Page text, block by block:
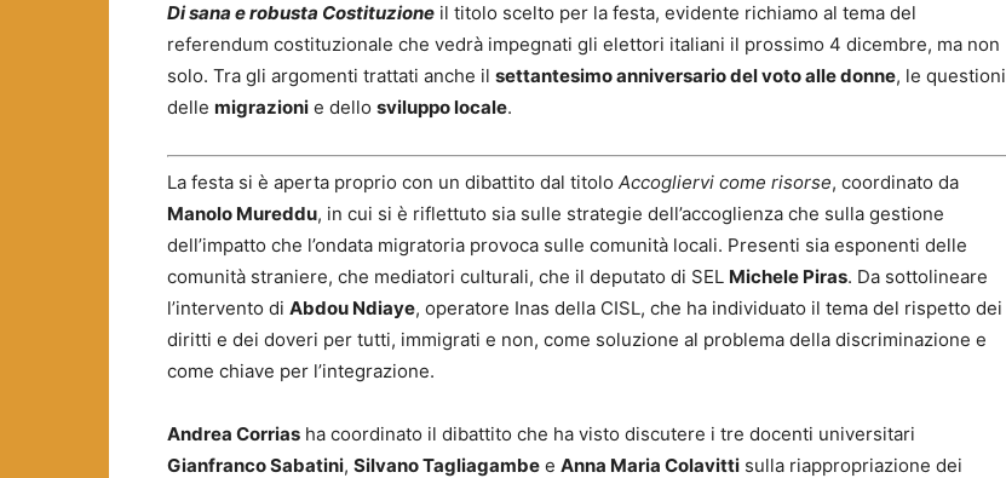
Di sana e robusta Costituzione il titolo scelto per la festa, evidente richiamo al tema del
referendum costituzionale che vedrà impegnati gli elettori italiani il prossimo 4 dicembre, ma non
solo. Tra gli argomenti trattati anche il settantesimo anniversario del voto alle donne, le questioni
delle migrazioni e dello sviluppo locale.
La festa si è aperta proprio con un dibattito dal titolo Accogliervi come risorse, coordinato da
Manolo Mureddu, in cui si è riflettuto sia sulle strategie dell’accoglienza che sulla gestione
dell’impatto che l’ondata migratoria provoca sulle comunità locali. Presenti sia esponenti delle
comunità straniere, che mediatori culturali, che il deputato di SEL Michele Piras. Da sottolineare
l’intervento di Abdou Ndiaye, operatore Inas della CISL, che ha individuato il tema del rispetto dei
diritti e dei doveri per tutti, immigrati e non, come soluzione al problema della discriminazione e
come chiave per l’integrazione.
Andrea Corrias ha coordinato il dibattito che ha visto discutere i tre docenti universitari
Gianfranco Sabatini, Silvano Tagliagambe e Anna Maria Colavitti sulla riappropriazione dei